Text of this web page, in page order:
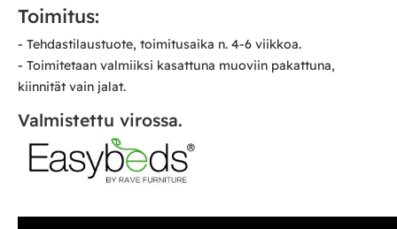
Toimitus:
- Tehdastilaustuote, toimitusaika n. 4-6 viikkoa.
- Toimitetaan valmiiksi kasattuna muoviin pakattuna,
kiinnität vain jalat.
Valmistettu virossa.